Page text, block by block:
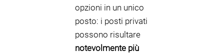
opzioni in un unico
posto: i posti privati
possono risultare
notevolmente più